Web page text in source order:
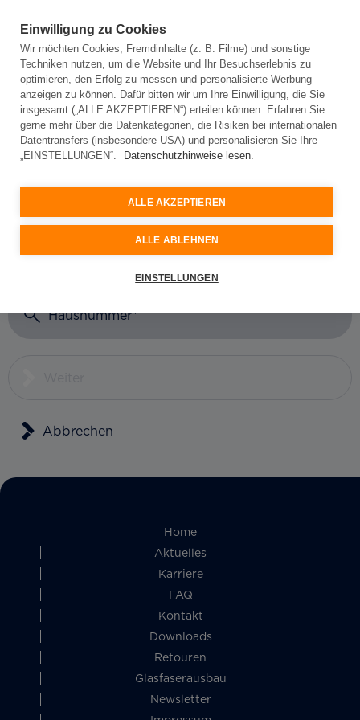
Adresseingabe
Adresseingabe
Glasfaser an Ihrem Standort verfügbar ist.
Hausnummer
Abbrechen
Home
Aktuelles
Karriere
FAQ
Kontakt
Downloads
Retouren
Glasfaserausbau
Newsletter
Einwilligung zu Cookies
Wir möchten Cookies, Fremdinhalte (z. B. Filme) und sonstige
Techniken nutzen, um die Website und Ihr Besuchserlebnis zu
optimieren, den Erfolg zu messen und personalisierte Werbung
anzeigen zu können. Dafür bitten wir um Ihre Einwilligung, die Sie
insgesamt („ALLE AKZEPTIEREN“) erteilen können. Erfahren Sie
gerne mehr über die Datenkategorien, die Risiken bei internationalen
Datentransfers (insbesondere USA) und personalisieren Sie Ihre
„EINSTELLUNGEN“.
Datenschutzhinweise lesen.
ALLE AKZEPTIEREN
ALLE ABLEHNEN
EINSTELLUNGEN